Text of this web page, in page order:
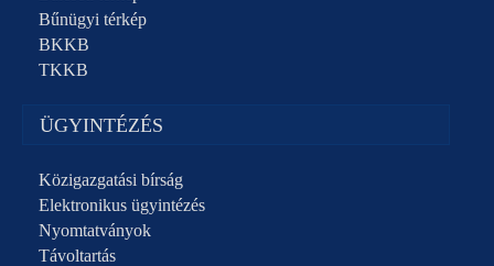
Bűnügyi térkép
BKKB
TKKB
ÜGYINTÉZÉS
Közigazgatási bírság
Elektronikus ügyintézés
Nyomtatványok
Távoltartás